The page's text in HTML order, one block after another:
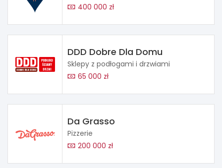
400 000 zł
DDD Dobre Dla Domu
Sklepy z podłogami i drzwiami
65 000 zł
Da Grasso
Pizzerie
200 000 zł